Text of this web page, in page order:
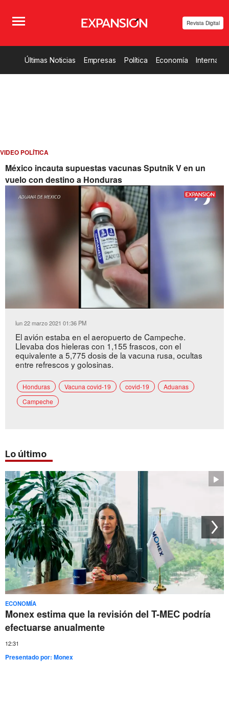
Revista Digital
Últimas Noticias Empresas Política Economía
VIDEO POLÍTICA
México incauta supuestas vacunas Sputnik V en un
vuelo con destino a Honduras
Loaded:
58.05%
lun 22 marzo 2021 01:36 PM
El avión estaba en el aeropuerto de Campeche.
Llevaba dos hieleras con 1,155 frascos, con el
equivalente a 5,775 dosis de la vacuna rusa, ocultas
entre refrescos y golosinas.
Honduras Vacuna covid-19 covid-19
Aduanas
Campeche
Lo último
ECONOMÍA
Monex estima que la revisión del T-MEC podría
efectuarse anualmente
12:31
Presentado por:Monex